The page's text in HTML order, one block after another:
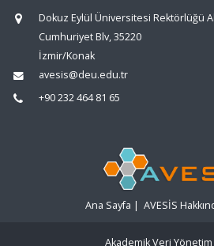
Dokuz Eylül Üniversitesi Rektörlüğü
Cumhuriyet Blv, 35220
İzmir/Konak
avesis@deu.edu.tr
+90 232 464 81 65
Ana Sayfa | AVESİS
Akademik Veri